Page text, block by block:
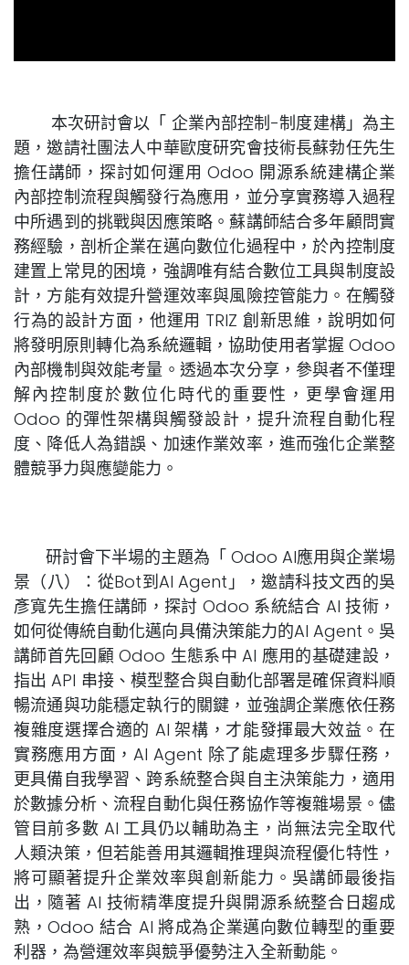
本次研討會以「 企業內部控制-制度建構」為主
題，邀請社團法人中華歐度研究會技術長蘇勃任先生
擔任講師，探討如何運用 Odoo 開源系統建構企業
內部控制流程與觸發行為應用，並分享實務導入過程
中所遇到的挑戰與因應策略。蘇講師結合多年顧問實
務經驗，剖析企業在邁向數位化過程中，於內控制度
建置上常見的困境，強調唯有結合數位工具與制度設
計，方能有效提升營運效率與風險控管能力。在觸發
行為的設計方面，他運用 TRIZ 創新思維，說明如何
將發明原則轉化為系統邏輯，協助使用者掌握 Odoo
內部機制與效能考量。透過本次分享，參與者不僅理
解內控制度於數位化時代的重要性，更學會運用
Odoo 的彈性架構與觸發設計，提升流程自動化程
度、降低人為錯誤、加速作業效率，進而強化企業整
體競爭力與應變能力。
研討會下半場的主題為「 Odoo AI應用與企業場
景（八）：從Bot到AI Agent」，邀請科技文西的吳
彥寬先生擔任講師，探討 Odoo 系統結合 AI 技術，
如何從傳統自動化邁向具備決策能力的AI Agent。吳
講師首先回顧 Odoo 生態系中 AI 應用的基礎建設，
指出 API 串接、模型整合與自動化部署是確保資料順
暢流通與功能穩定執行的關鍵，並強調企業應依任務
複雜度選擇合適的 AI 架構，才能發揮最大效益。在
實務應用方面，AI Agent 除了能處理多步驟任務，
更具備自我學習、跨系統整合與自主決策能力，適用
於數據分析、流程自動化與任務協作等複雜場景。儘
管目前多數 AI 工具仍以輔助為主，尚無法完全取代
人類決策，但若能善用其邏輯推理與流程優化特性，
將可顯著提升企業效率與創新能力。吳講師最後指
出，隨著 AI 技術精準度提升與開源系統整合日趨成
熟，Odoo 結合 AI 將成為企業邁向數位轉型的重要
利器，為營運效率與競爭優勢注入全新動能。